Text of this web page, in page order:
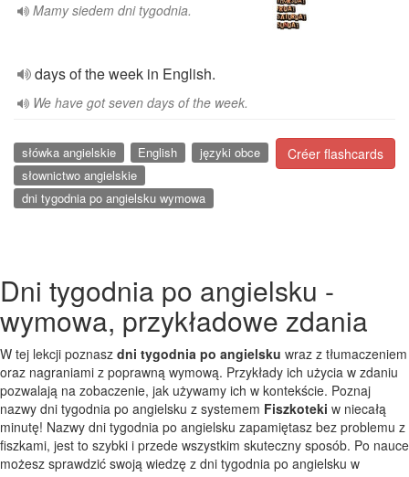
Mamy siedem dni tygodnia.
days of the week in English.
We have got seven days of the week.
Créer flashcards
słówka angielskie English
języki obce
słownictwo angielskie
dni tygodnia po angielsku wymowa
Dni tygodnia po angielsku -
wymowa, przykładowe zdania
W tej lekcji poznasz dni tygodnia po angielsku wraz z tłumaczeniem
oraz nagraniami z poprawną wymową. Przykłady ich użycia w zdaniu
pozwalają na zobaczenie, jak używamy ich w kontekście. Poznaj
nazwy dni tygodnia po angielsku z systemem Fiszkoteki w niecałą
minutę! Nazwy dni tygodnia po angielsku zapamiętasz bez problemu z
fiszkami, jest to szybki i przede wszystkim skuteczny sposób. Po nauce
możesz sprawdzić swoją wiedzę z dni tygodnia po angielsku w